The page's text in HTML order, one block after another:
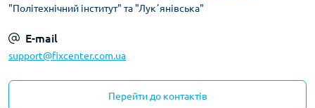
"Політехнічний інститут" та "Лукʼянівська"
E-mail
support@fixcenter.com.ua
Перейти до контактів